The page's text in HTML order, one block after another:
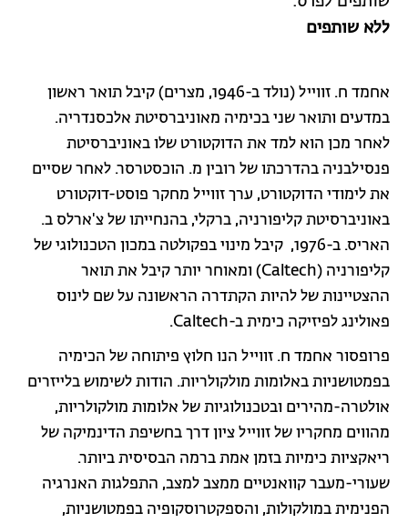
ללא שותפים
אחמד ח. זווייל (נולד ב-1946, מצרים) קיבל תואר ראשון
במדעים ותואר שני בכימיה מאוניברסיטת אלכסנדריה.
לאחר מכן הוא למד את הדוקטורט שלו באוניברסיטת
פנסילבניה בהדרכתו של רובין מ. הוכסטרסר. לאחר שסיים
את לימודי הדוקטורט, ערך זווייל מחקר פוסט-דוקטורט
באוניברסיטת קליפורניה, ברקלי, בהנחייתו של צ'ארלס ב.
האריס. ב-1976, קיבל מינוי בפקולטה במכון הטכנולוגי של
קליפורניה (Caltech) ומאוחר יותר קיבל את תואר
ההצטיינות של להיות הקתדרה הראשונה על שם לינוס
פאולינג לפיזיקה כימית ב-Caltech.
פרופסור אחמד ח. זווייל הנו חלוץ פיתוחה של הכימיה
בפמטושניות באלומות מולקולריות. הודות לשימוש בלייזרים
אולטרה-מהירים ובטכנולוגיות של אלומות מולקולריות,
מהווים מחקריו של זווייל ציון דרך בחשיפת הדינמיקה של
ריאקציות כימיות בזמן אמת ברמה הבסיסית ביותר.
שעורי-מעבר קוואנטיים ממצב למצב, התפלגות האנרגיה
הפנימית במולקולות, והספקטרוסקופיה בפמטושניות,